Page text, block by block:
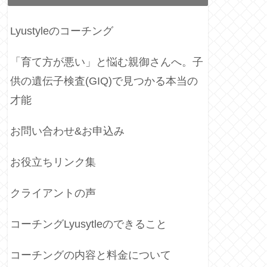
Lyustyleのコーチング
「育て方が悪い」と悩む親御さんへ。子
供の遺伝子検査(GIQ)で見つかる本当の
才能
お問い合わせ&お申込み
お役立ちリンク集
クライアントの声
コーチングLyusytleのできること
コーチングの内容と料金について